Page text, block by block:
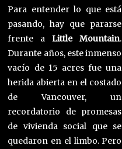
Para entender lo que está
pasando, hay que pararse
frente aLittle Mountain.
Durante años, este inmenso
vacío de 15 acres fue una
herida abierta en el costado
de Vancouver, un
recordatorio de promesas
de vivienda social que se
quedaron en el limbo. Pero